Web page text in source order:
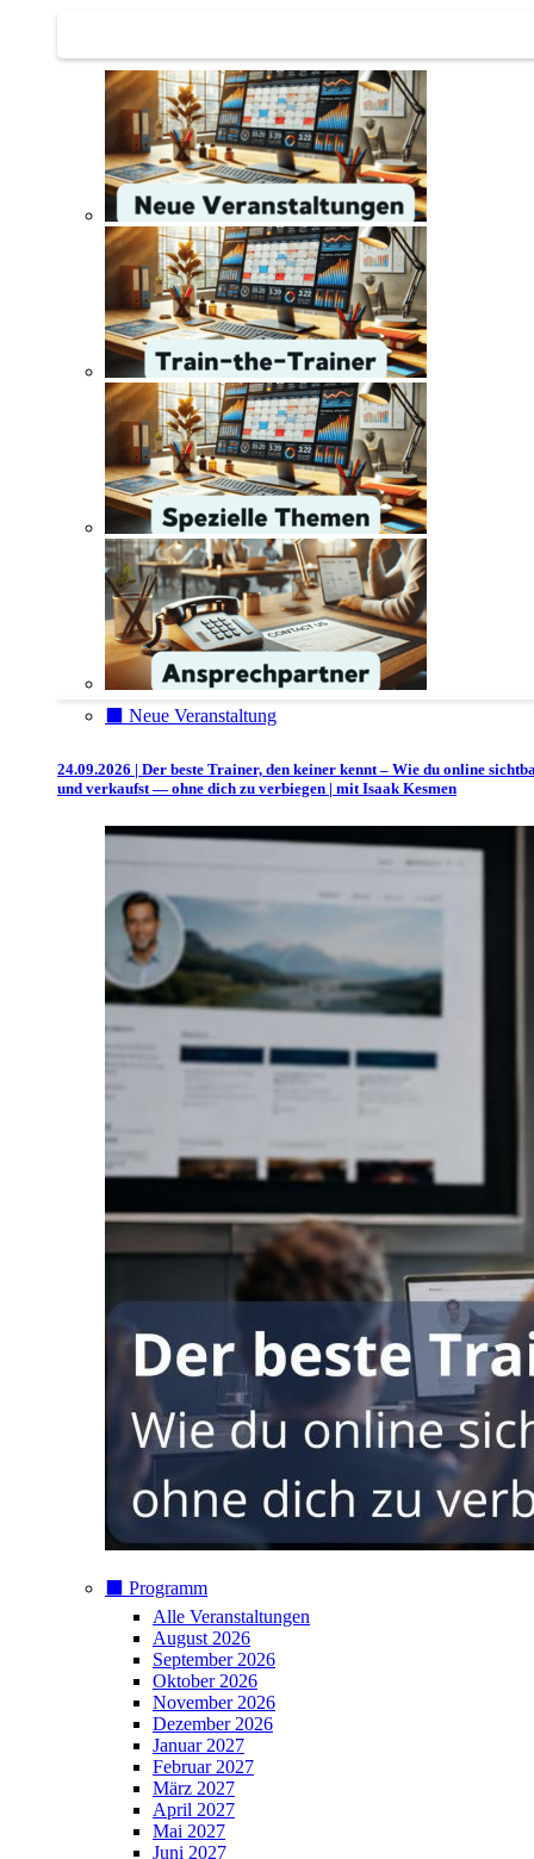
⬛️ Neue Veranstaltung
24.09.2026 | Der beste Trainer, den keiner kennt – Wie du online
und verkaufst — ohne dich zu verbiegen | mit Isaak Kesmen
⬛️ Programm
Alle Veranstaltungen
August 2026
September 2026
Oktober 2026
November 2026
Dezember 2026
Januar 2027
Februar 2027
März 2027
April 2027
Mai 2027
Juni 2027